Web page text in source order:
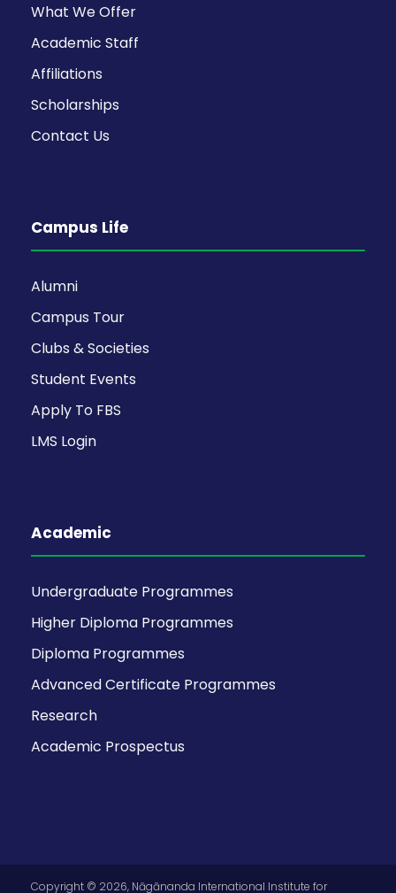
What We Offer
Academic Staff
Affiliations
Scholarships
Contact Us
Campus Life
Alumni
Campus Tour
Clubs & Societies
Student Events
Apply To FBS
LMS Login
Academic
Undergraduate Programmes
Higher Diploma Programmes
Diploma Programmes
Advanced Certificate Programmes
Research
Academic Prospectus
Copyright © 2026, Nāgānanda International Institute for